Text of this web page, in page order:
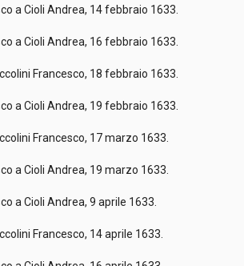
a Cioli Andrea, 14 febbraio 1633.
a Cioli Andrea, 16 febbraio 1633.
Francesco, 18 febbraio 1633.
a Cioli Andrea, 19 febbraio 1633.
Francesco, 17 marzo 1633.
a Cioli Andrea, 19 marzo 1633.
a Cioli Andrea, 9 aprile 1633.
Francesco, 14 aprile 1633.